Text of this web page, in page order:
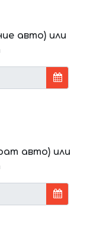
авто) или
авто) или